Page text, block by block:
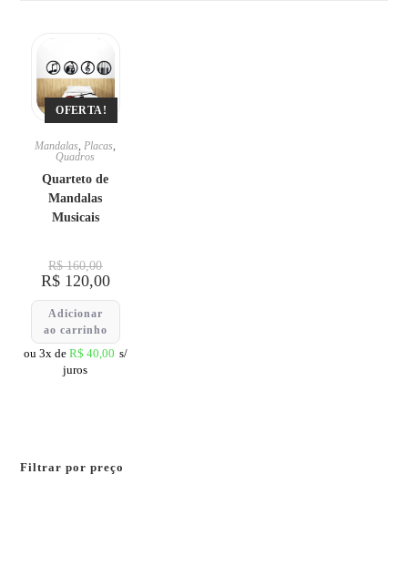
OFERTA!
Mandalas,Placas,
Quadros
Quarteto de
Mandalas
Musicais
R$160,00
R$120,00
Adicionar
ao carrinho
ou 3x de R$ 40,00 s/
juros
Filtrar por preço